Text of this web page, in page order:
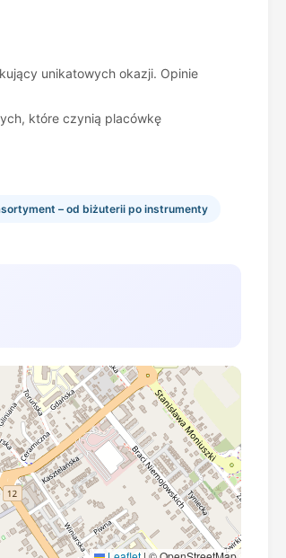
unikatowych okazji. Opinie
które czynią placówkę
– od biżuterii po instrumenty